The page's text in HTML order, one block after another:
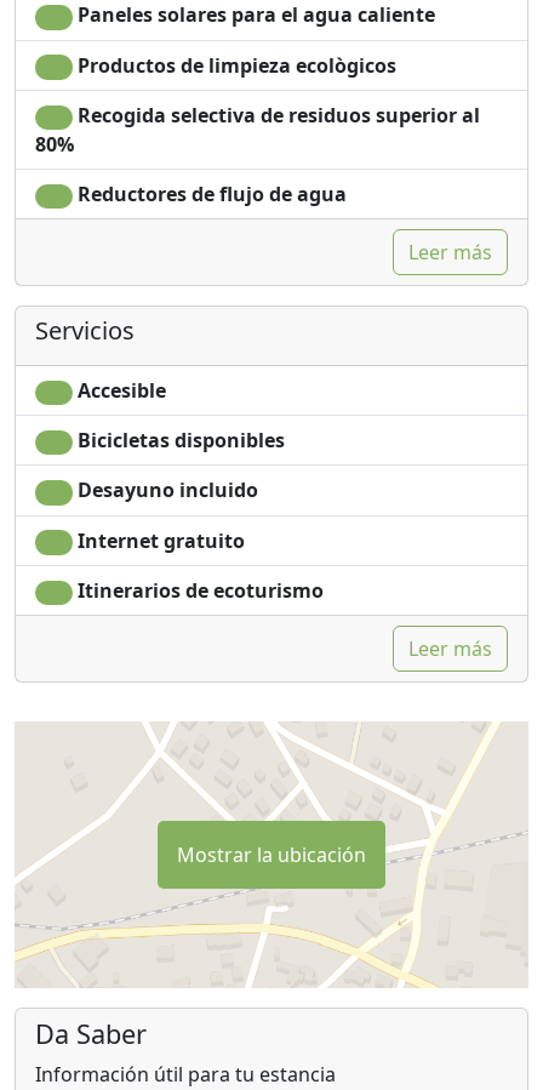
Paneles solares para el agua caliente
Productos de limpieza ecològicos
Recogida selectiva de residuos superior al
80%
Reductores de flujo de agua
Leer más
Servicios
Accesible
Bicicletas disponibles
Desayuno incluido
Internet gratuito
Itinerarios de ecoturismo
Leer más
Mostrar la ubicación
Da Saber
Información útil para tu estancia